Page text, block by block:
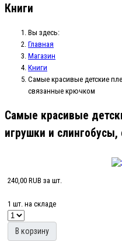
Книги
Вы здесь:
Главная
Магазин
Книги
Самые красивые детские
связанные крючком
Самые красивые
игрушки и
240,00 RUB за шт.
1 шт. на складе
В корзину